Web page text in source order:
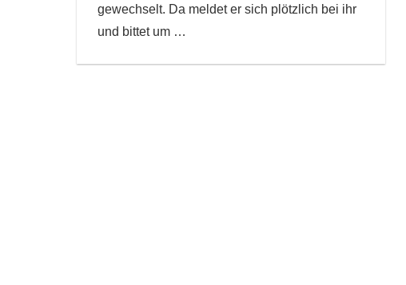
gewechselt. Da meldet er sich plötzlich bei ihr
und bittet um …